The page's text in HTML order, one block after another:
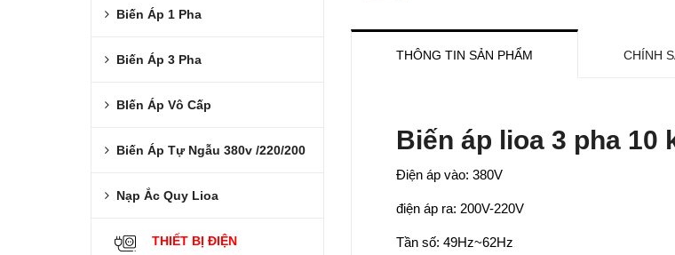
Biến Áp 1 Pha
Biến Áp 3 Pha
BIến Áp Vô Cấp
Biến Áp Tự Ngẫu 380v /220/200
Nạp Ắc Quy Lioa
THIẾT BỊ ĐIỆN
THÔNG TIN SẢN PHẨM CHÍNH
Biến áp lioa 3 pha 10
Điện áp vào: 380V
điện áp ra: 200V-220V
Tần số: 49Hz~62Hz